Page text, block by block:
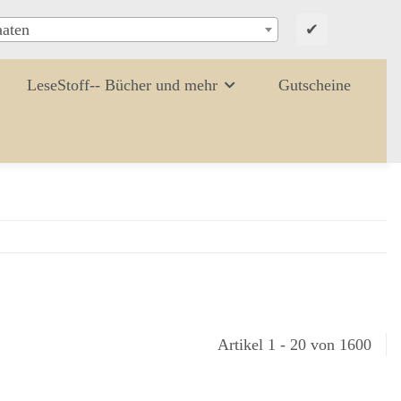
✔
LeseStoff-- Bücher und mehr Gutscheine
Artikel 1 - 20 von 1600